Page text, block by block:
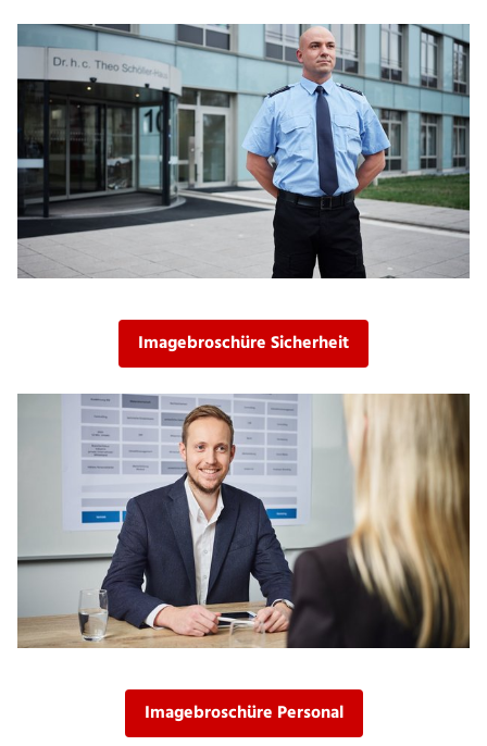
Imagebroschüre Sicherheit
Imagebroschüre Personal